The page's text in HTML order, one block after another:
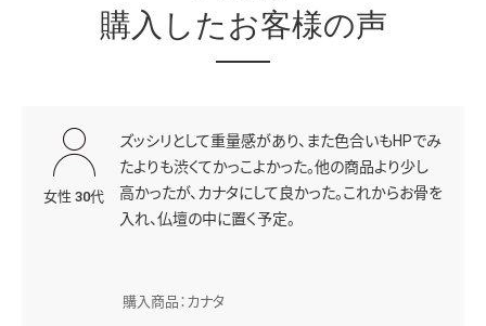
購入したお客様の声
女性 30代
ズッシリとして重量感があり、また色合いもHPでみ
たよりも渋くてかっこよかった。他の商品より少し
高かったが、カナタにして良かった。これからお骨を
入れ、仏壇の中に置く予定。
購入商品：カナタ